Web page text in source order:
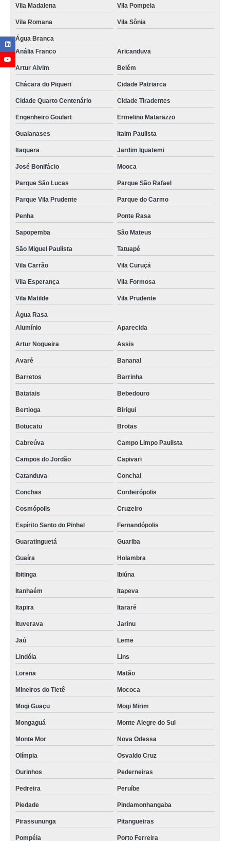
Vila Madalena Vila Pompeia
Vila Romana Vila Sônia
Água Branca
Anália Franco
Aricanduva
Artur Alvim Belém
Chácara do Piqueri Cidade Patriarca
Cidade Quarto Centenário Cidade Tiradentes
Engenheiro Goulart Ermelino Matarazzo
Guaianases Itaim Paulista
Itaquera Jardim Iguatemi
José Bonifácio Mooca
Parque São Lucas Parque São Rafael
Parque Vila Prudente Parque do Carmo
Penha Ponte Rasa
Sapopemba São Mateus
São Miguel Paulista Tatuapé
Vila Carrão Vila Curuçá
Vila Esperança Vila Formosa
Vila Matilde Vila Prudente
Água Rasa
Alumínio
Aparecida
Artur Nogueira Assis
Avaré Bananal
Barretos Barrinha
Batatais Bebedouro
Bertioga Birigui
Botucatu Brotas
Cabreúva Campo Limpo Paulista
Campos do Jordão Capivari
Catanduva Conchal
Conchas Cordeirópolis
Cosmópolis Cruzeiro
Espírito Santo do Pinhal Fernandópolis
Guaratinguetá Guariba
Guaíra Holambra
Ibitinga Ibiúna
Itanhaém Itapeva
Itapira Itararé
Ituverava Jarinu
Jaú Leme
Lindóia Lins
Lorena Matão
Mineiros do Tietê Mococa
Mogi Guaçu Mogi Mirim
Mongaguá Monte Alegre do Sul
Monte Mor Nova Odessa
Olímpia Osvaldo Cruz
Ourinhos Pederneiras
Pedreira Peruíbe
Piedade Pindamonhangaba
Pirassununga Pitangueiras
Pompéia Porto Ferreira